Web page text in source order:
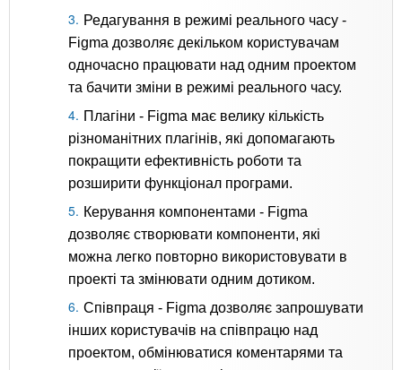
Редагування в режимі реального часу -
Figma дозволяє декільком користувачам
одночасно працювати над одним проектом
та бачити зміни в режимі реального часу.
Плагіни - Figma має велику кількість
різноманітних плагінів, які допомагають
покращити ефективність роботи та
розширити функціонал програми.
Керування компонентами - Figma
дозволяє створювати компоненти, які
можна легко повторно використовувати в
проекті та змінювати одним дотиком.
Співпраця - Figma дозволяє запрошувати
інших користувачів на співпрацю над
проектом, обмінюватися коментарями та